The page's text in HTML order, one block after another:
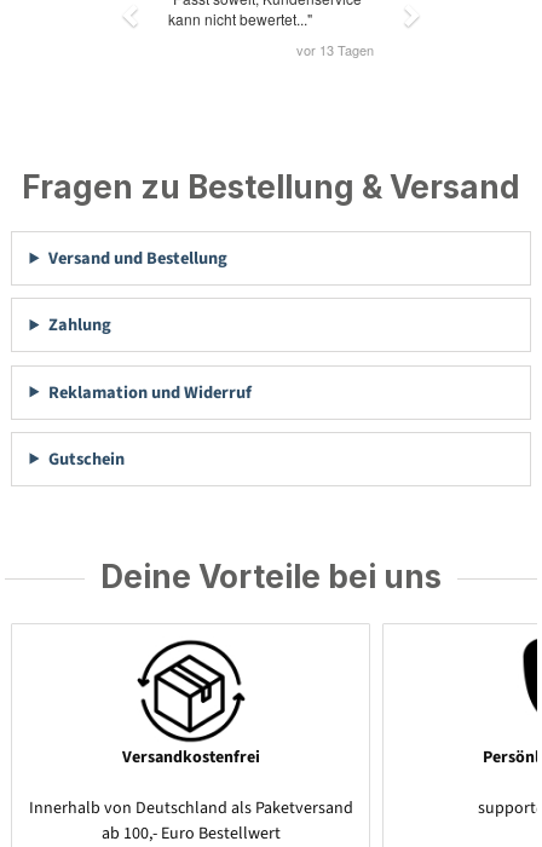
Fragen zu Bestellung & Versand
Versand und Bestellung
Zahlung
Reklamation und Widerruf
Gutschein
Deine Vorteile bei uns
Versandkostenfrei
Innerhalb von Deutschland als Paketversand
ab 100,- Euro Bestellwert